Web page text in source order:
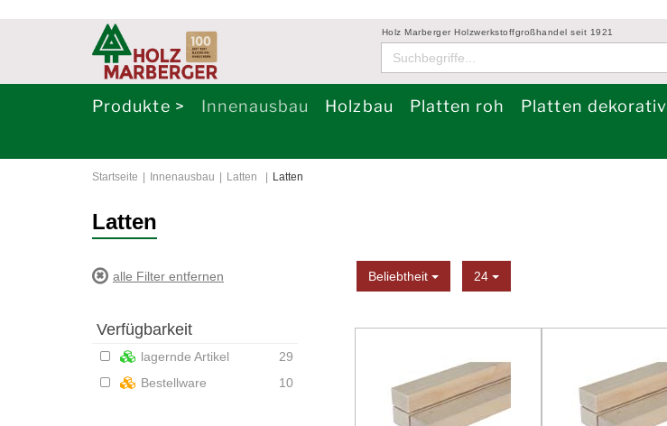
Holz Marberger Holzwerkstoffgroßhandel seit 1921
Produkte > Innenausbau Holzbau Platten roh Platten dekorativ
Startseite Innenausbau Latten Latten
Latten
alle Filter entfernen
Verfügbarkeit
lagernde Artikel
29
Bestellware
10
Beliebtheit Sortierung
24 Anzeige